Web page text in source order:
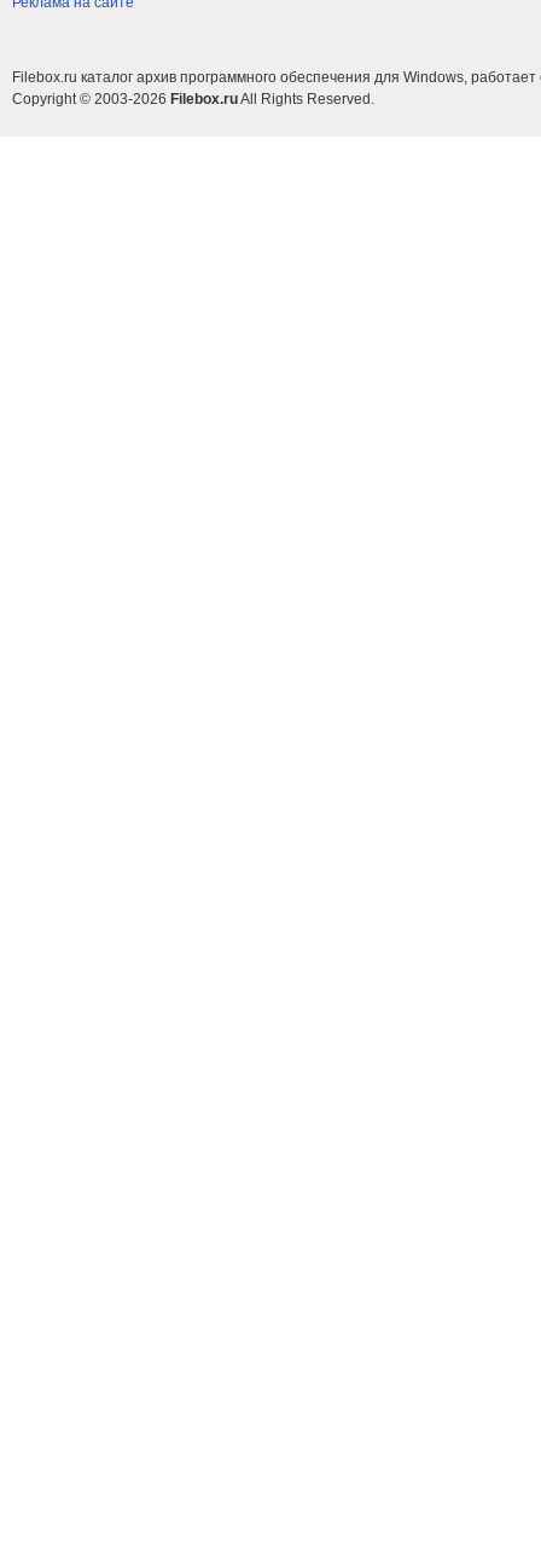
Filebox.ru каталог архив программного обеспечения для Windows, работает
Copyright © 2003-2026 Filebox.ruAll Rights Reserved.